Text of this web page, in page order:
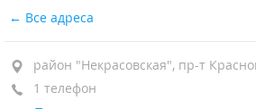
Все адреса
район "Некрасовская", пр-т
1 телефон